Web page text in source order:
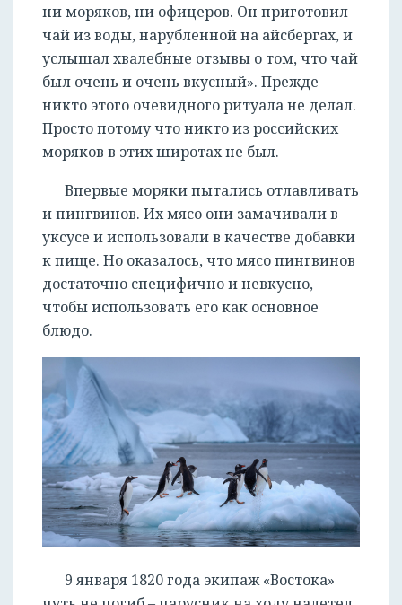
ни моряков, ни офицеров. Он приготовил
чай из воды, нарубленной на айсбергах, и
услышал хвалебные отзывы о том, что чай
был очень и очень вкусный». Прежде
никто этого очевидного ритуала не делал.
Просто потому что никто из российских
моряков в этих широтах не был.
Впервые моряки пытались отлавливать
и пингвинов. Их мясо они замачивали в
уксусе и использовали в качестве добавки
к пище. Но оказалось, что мясо пингвинов
достаточно специфично и невкусно,
чтобы использовать его как основное
блюдо.
9 января 1820 года экипаж «Востока»